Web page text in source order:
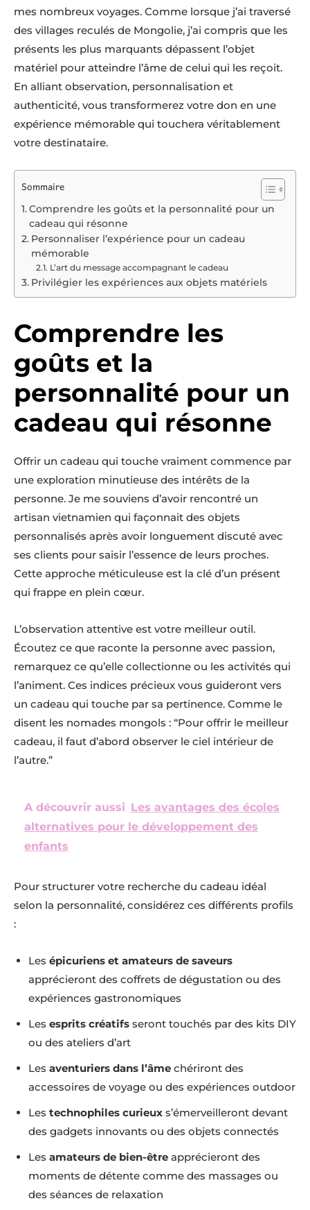
mes nombreux voyages. Comme lorsque j’ai traversé
des villages reculés de Mongolie, j’ai compris que les
présents les plus marquants dépassent l’objet
matériel pour atteindre l’âme de celui qui les reçoit.
En alliant observation, personnalisation et
authenticité, vous transformerez votre don en une
expérience mémorable qui touchera véritablement
votre destinataire.
Sommaire
Comprendre les goûts et la personnalité pour un
cadeau qui résonne
Personnaliser l’expérience pour un cadeau
mémorable
L’art du message accompagnant le cadeau
Privilégier les expériences aux objets matériels
Comprendre les
goûts et la
personnalité pour un
cadeau qui résonne
Offrir un cadeau qui touche vraiment commence par
une exploration minutieuse des intérêts de la
personne. Je me souviens d’avoir rencontré un
artisan vietnamien qui façonnait des objets
personnalisés après avoir longuement discuté avec
ses clients pour saisir l’essence de leurs proches.
Cette approche méticuleuse est la clé d’un présent
qui frappe en plein cœur.
L’observation attentive est votre meilleur outil.
Écoutez ce que raconte la personne avec passion,
remarquez ce qu’elle collectionne ou les activités qui
l’animent. Ces indices précieux vous guideront vers
un cadeau qui touche par sa pertinence. Comme le
disent les nomades mongols : “Pour offrir le meilleur
cadeau, il faut d’abord observer le ciel intérieur de
l’autre.”
A découvrir aussi Les avantages des écoles
alternatives pour le développement des
enfants
Pour structurer votre recherche du cadeau idéal
selon la personnalité, considérez ces différents profils
:
Les épicuriens et amateurs de saveurs
apprécieront des coffrets de dégustation ou des
expériences gastronomiques
Les esprits créatifs seront touchés par des kits DIY
ou des ateliers d’art
Les aventuriers dans l’âme chériront des
accessoires de voyage ou des expériences outdoor
Les technophiles curieux s’émerveilleront devant
des gadgets innovants ou des objets connectés
Les amateurs de bien-être apprécieront des
moments de détente comme des massages ou
des séances de relaxation